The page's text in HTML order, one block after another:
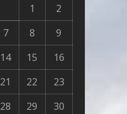
1
2
7 8
9
14 15
16
21 22
23
28 29
30